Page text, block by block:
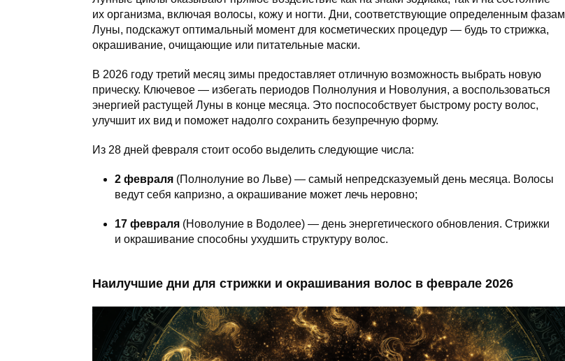
их организма, включая волосы, кожу и ногти. Дни, соответствующие определенным фазам
Луны, подскажут оптимальный момент для косметических процедур — будь то стрижка,
окрашивание, очищающие или питательные маски.
В 2026 году третий месяц зимы предоставляет отличную возможность выбрать новую
прическу. Ключевое — избегать периодов Полнолуния и Новолуния, а воспользоваться
энергией растущей Луны в конце месяца. Это поспособствует быстрому росту волос,
улучшит их вид и поможет надолго сохранить безупречную форму.
Из 28 дней февраля стоит особо выделить следующие числа:
2 февраля (Полнолуние во Льве) — самый непредсказуемый день месяца. Волосы
ведут себя капризно, а окрашивание может лечь неровно;
17 февраля (Новолуние в Водолее) — день энергетического обновления. Стрижки
и окрашивание способны ухудшить структуру волос.
Наилучшие дни для стрижки и окрашивания волос в феврале 2026